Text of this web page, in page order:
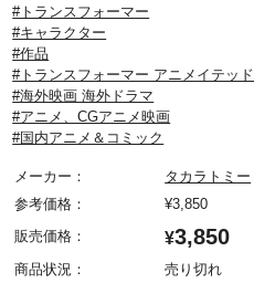
#トランスフォーマー
#キャラクター
#作品
#トランスフォーマー アニメイテッド
#海外映画 海外ドラマ
#アニメ、CGアニメ映画
#国内アニメ＆コミック
メーカー：
タカラトミー
参考価格：
¥3,850
販売価格：
¥3,850
商品状況：
売り切れ